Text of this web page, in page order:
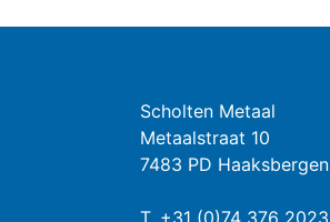
Scholten Metaal
Metaalstraat 10
7483 PD Haaksbergen
T. +31 (0)74 376 2023